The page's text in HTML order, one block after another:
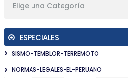
Elige una Categoría
ESPECIALES
SISMO-TEMBLOR-TERREMOTO
NORMAS-LEGALES-EL-PERUANO